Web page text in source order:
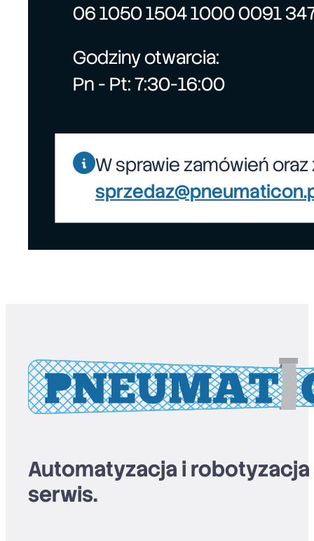
06 1050 1504 1000 0091
Godziny otwarcia:
Pn - Pt: 7:30-16:00
W sprawie zamówień
Automatyzacja i
serwis.